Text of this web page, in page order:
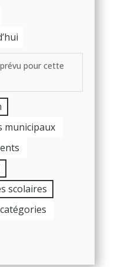
pour cette
municipaux
scolaires